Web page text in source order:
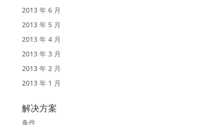
2013 年 6 月
2013 年 5 月
2013 年 4 月
2013 年 3 月
2013 年 2 月
2013 年 1 月
解决方案
备件